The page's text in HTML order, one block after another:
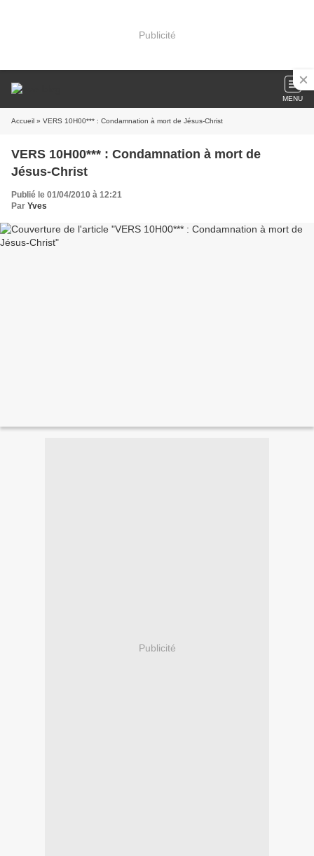
Publicité
MENU
Accueil » VERS 10H00*** : Condamnation à mort de Jésus-Christ
VERS 10H00*** : Condamnation à mort de
Jésus-Christ
Publié le 01/04/2010 à 12:21
Par Yves
Publicité